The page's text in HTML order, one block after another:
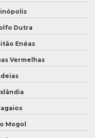
Dutra
Enéas
Vermelhas
Mogol